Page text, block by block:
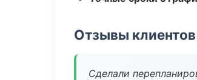
Отзывы клиентов
Сделали